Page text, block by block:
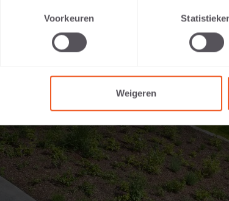
Voorkeuren
Weigeren